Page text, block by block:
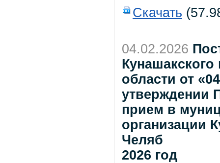
Скачать
04.02.2026
области от
утверждении
прием в
организации
Челяб
2026 год